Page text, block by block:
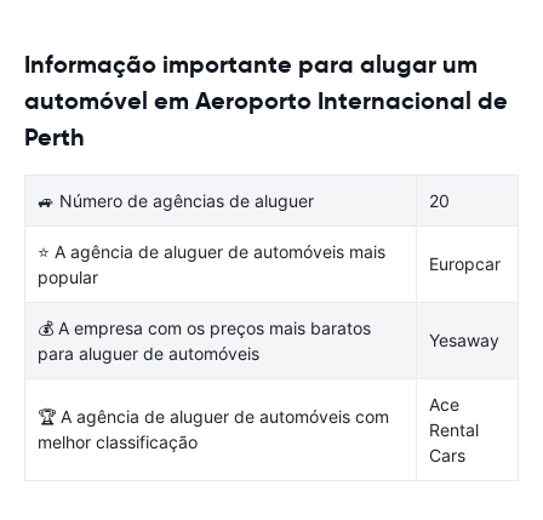
Informação importante para alugar um
automóvel em Aeroporto Internacional de
Perth
🚙 Número de agências de aluguer 20
⭐ A agência de aluguer de automóveis mais
popular
Europcar
💰 A empresa com os preços mais baratos
para aluguer de automóveis
Yesaway
🏆 A agência de aluguer de automóveis com
melhor classificação
Ace
Rental
Cars